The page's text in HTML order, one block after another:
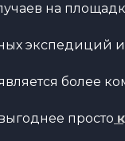
на
экспедиций и
более
просто